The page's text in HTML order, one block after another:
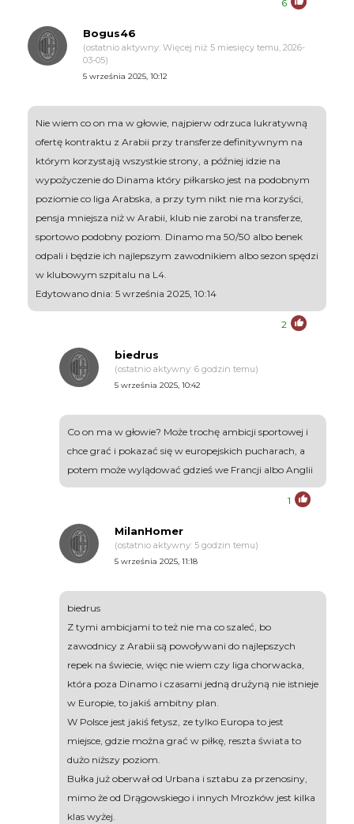
6
Bogus46
(ostatnio aktywny: Więcej niż 5 miesięcy temu, 2026-
03-05)
5 września 2025, 10:12
Nie wiem co on ma w głowie, najpierw odrzuca lukratywną
ofertę kontraktu z Arabii przy transferze definitywnym na
którym korzystają wszystkie strony, a później idzie na
wypożyczenie do Dinama który piłkarsko jest na podobnym
poziomie co liga Arabska, a przy tym nikt nie ma korzyści,
pensja mniejsza niż w Arabii, klub nie zarobi na transferze,
sportowo podobny poziom. Dinamo ma 50/50 albo benek
odpali i będzie ich najlepszym zawodnikiem albo sezon spędzi
w klubowym szpitalu na L4.
Edytowano dnia: 5 września 2025, 10:14
2
biedrus
(ostatnio aktywny: 6 godzin temu)
5 września 2025, 10:42
Co on ma w głowie? Może trochę ambicji sportowej i
chce grać i pokazać się w europejskich pucharach, a
potem może wylądować gdzieś we Francji albo Anglii
1
MilanHomer
(ostatnio aktywny: 5 godzin temu)
5 września 2025, 11:18
biedrus
Z tymi ambicjami to też nie ma co szaleć, bo
zawodnicy z Arabii są powoływani do najlepszych
repek na świecie, więc nie wiem czy liga chorwacka,
która poza Dinamo i czasami jedną drużyną nie istnieje
w Europie, to jakiś ambitny plan.
W Polsce jest jakiś fetysz, ze tylko Europa to jest
miejsce, gdzie można grać w piłkę, reszta świata to
dużo niższy poziom.
Bułka już oberwał od Urbana i sztabu za przenosiny,
mimo że od Drągowskiego i innych Mrozków jest kilka
klas wyżej.